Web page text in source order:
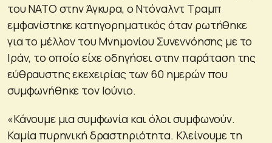
του ΝΑΤΟ στην Άγκυρα, ο Ντόναλντ Τραμπ
εμφανίστηκε κατηγορηματικός όταν ρωτήθηκε
για το μέλλον του Μνημονίου Συνεννόησης με το
Ιράν, το οποίο είχε οδηγήσει στην παράταση της
εύθραυστης εκεχειρίας των 60 ημερών που
συμφωνήθηκε τον Ιούνιο.
«Κάνουμε μια συμφωνία και όλοι συμφωνούν.
Καμία πυρηνική δραστηριότητα. Κλείνουμε τη